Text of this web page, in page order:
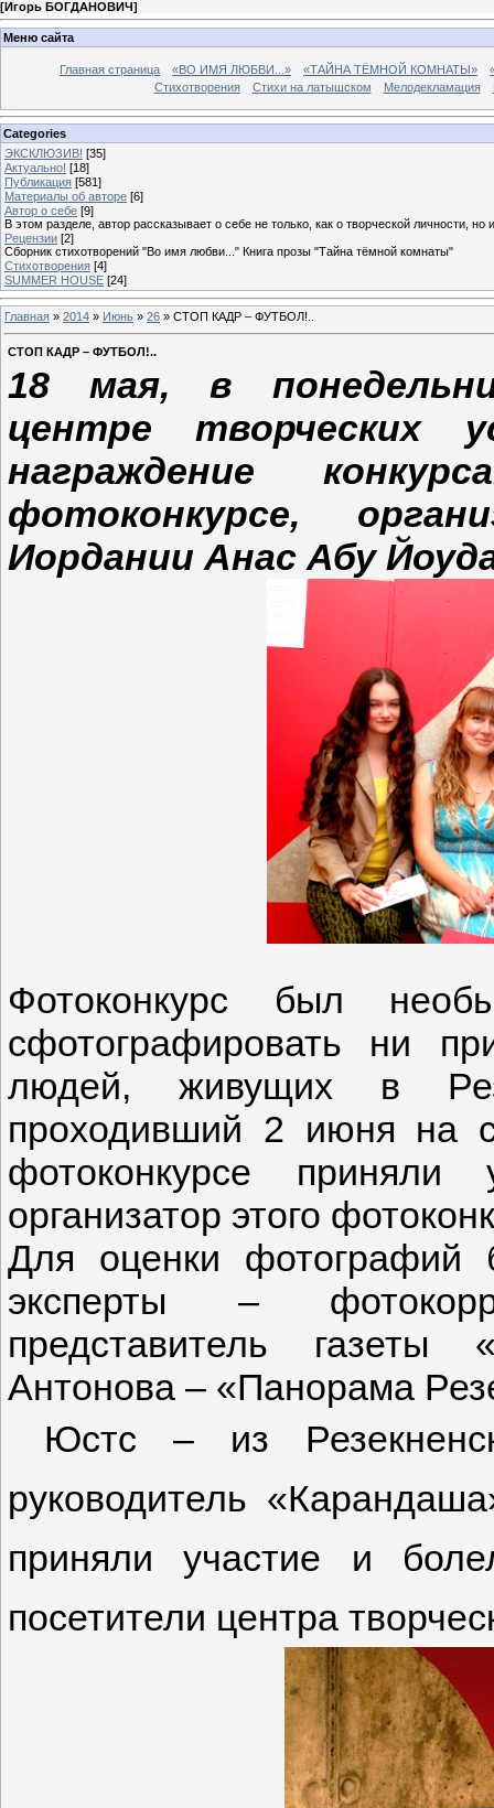
[Игорь БОГДАНОВИЧ]
Меню сайта
Главная страница «ВО ИМЯ ЛЮБВИ...» «ТАЙНА ТЁМНОЙ КОМНАТЫ»
Стихотворения
Стихи на латышском Мелодекламация
Categories
ЭКСКЛЮЗИВ! [35]
Актуально! [18]
Публикация [581]
Материалы об авторе [6]
Автор о себе [9]
В этом разделе, автор рассказывает о себе не только, как о творческой личности,
Рецензии [2]
Сборник стихотворений "Во имя любви..." Книга прозы "Тайна тёмной комнаты"
Стихотворения [4]
SUMMER HOUSE [24]
Главная » 2014 » Июнь » 26 » СТОП КАДР – ФУТБОЛ!..
СТОП КАДР – ФУТБОЛ!..
18 мая, в
центре творческих
награждение
фотоконкурсе,
Иордании Анас Абу
Фотоконкурс был
сфотографировать ни
людей, живущих в
проходивший 2 июня на
фотоконкурсе
организатор этого
Для оценки фотографий
эксперты –
представитель газеты
Антонова – «Панорама
Юстс – из Рез
руководитель
приняли участие и
посетители центра